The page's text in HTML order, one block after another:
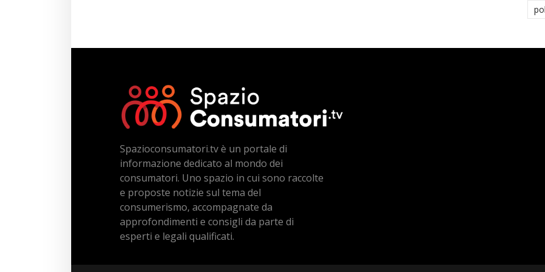
Spazioconsumatori.tv è un portale di
informazione dedicato al mondo dei
consumatori. Uno spazio in cui sono raccolte
e proposte notizie sul tema del
consumerismo, accompagnate da
approfondimenti e consigli da parte di
esperti e legali qualificati.